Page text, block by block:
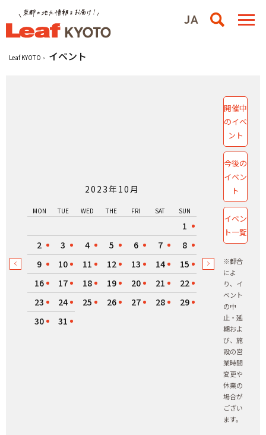
Leaf KYOTO イベント
2023年10月
MON TUE WED THE FRI SAT SUN
1
2
3 4 5 6 7
8
9
10 11 12 13 14
15
16
17 18 19 20 21
22
23
24 25 26 27 28
29
30
31
開催中
のイベ
ント
今後の
イベン
ト
イベン
ト一覧
※都合
によ
り、イ
ベント
の中
止・延
期およ
び、施
設の営
業時間
変更や
休業の
場合が
ござい
ます。